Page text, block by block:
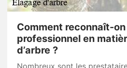
Comment reconnaît-
professionnel en
d’arbre ?
Nombreux sont les